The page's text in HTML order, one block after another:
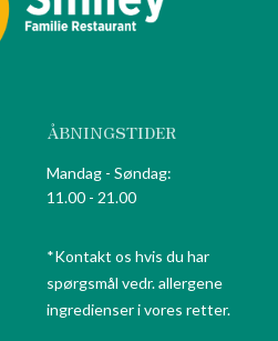
ÅBNINGSTIDER
Mandag - Søndag:
11.00 - 21.00
*Kontakt os hvis du har
spørgsmål vedr. allergene
ingredienser i vores retter.